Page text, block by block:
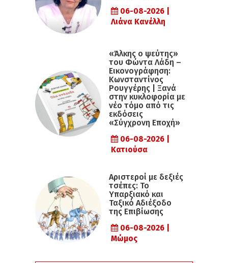
06-08-2026 |
Λιάνα Κανέλλη
«Άλκης ο ψεύτης»
του Φώντα Λάδη –
Εικονογράφηση:
Κωνσταντίνος
Ρουγγέρης | Ξανά
στην κυκλοφορία με
νέο τόμο από τις
εκδόσεις
«Σύγχρονη Εποχή»
06-08-2026 |
Κατιούσα
Αριστεροί με δεξιές
τσέπες: Το
Υπαρξιακό και
Ταξικό Αδιέξοδο
της Επιβίωσης
06-08-2026 |
Μώμος